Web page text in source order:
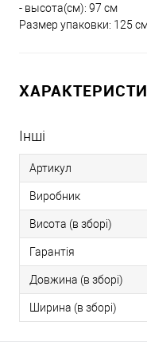
- высота(см): 97 см
Размер упаковки: 125
Інші
Артикул
Виробник
Висота (в зборі)
Гарантія
Довжина (в зборі)
Ширина (в зборі)